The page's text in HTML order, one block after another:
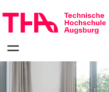
überspringen
zur
Navigation
"Zentrum
für
bestätigen
Öffnen